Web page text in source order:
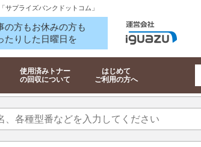
サプライズバンクドットコム」
の方もお休みの方も
たりした日曜日を
使用済みトナー
の回収について
はじめて
ご利用の方へ